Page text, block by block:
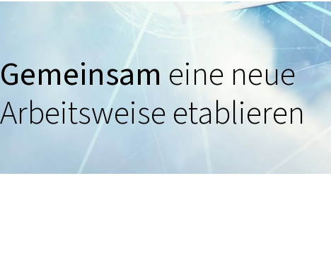
Gemeinsam eine neue
Arbeitsweise etablieren